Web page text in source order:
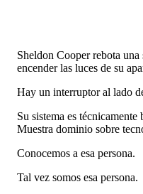
Sheldon Cooper rebota
encender las luces de su
Hay un interruptor al lado
Su sistema es
Muestra dominio sobre
Conocemos a esa persona.
Tal vez somos esa persona.